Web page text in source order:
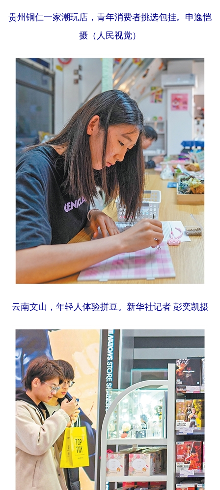
山东 河南 湖北 湖南
广西 海南
四川 贵州 云南 西藏
陕西 甘肃 青海 宁夏
内蒙古 黑龙江
多语种频道
English Español Français عربى
Русский язык 日本語 한국어
Deutsch Português
贵州铜仁一家潮玩店，青年消费者挑选包挂。申逸恺
摄（人民视觉）
云南文山，年轻人体验拼豆。新华社记者 彭奕凯摄